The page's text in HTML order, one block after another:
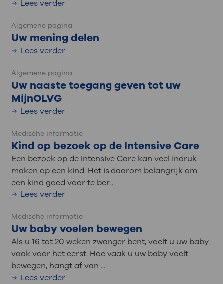
Lees verder
Algemene pagina
Uw mening delen
Lees verder
Algemene pagina
Uw naaste toegang geven tot uw
MijnOLVG
Lees verder
Medische informatie
Kind op bezoek op de Intensive Care
Een bezoek op de Intensive Care kan veel indruk
maken op een kind. Het is daarom belangrijk om
een kind goed voor te ber...
Lees verder
Medische informatie
Uw baby voelen bewegen
Als u 16 tot 20 weken zwanger bent, voelt u uw baby
vaak voor het eerst. Hoe vaak u uw baby voelt
bewegen, hangt af van ...
Lees verder